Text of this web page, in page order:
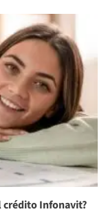
crédito Infonavit?